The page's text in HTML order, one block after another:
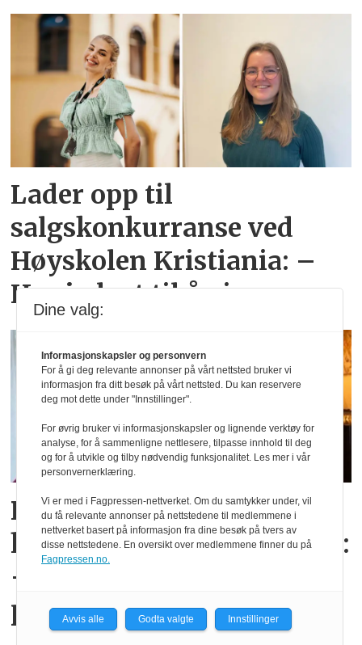
Lader opp til
salgskonkurranse ved
Høyskolen Kristiania: –
Har jo lyst til å vinne
Randi Regnskap mottok
heder for sin B2B-strategi:
– Handler om avkastning
per investerte krone
Dine valg:
Informasjonskapsler og personvern
For å gi deg relevante annonser på vårt nettsted bruker vi
informasjon fra ditt besøk på vårt nettsted. Du kan reservere
deg mot dette under "Innstillinger".
For øvrig bruker vi informasjonskapsler og lignende verktøy for
analyse, for å sammenligne nettlesere, tilpasse innhold til deg
og for å utvikle og tilby nødvendig funksjonalitet. Les mer i vår
personvernerklæring.
Vi er med i Fagpressen-nettverket. Om du samtykker under, vil
du få relevante annonser på nettstedene til medlemmene i
nettverket basert på informasjon fra dine besøk på tvers av
disse nettstedene. En oversikt over medlemmene finner du på
Fagpressen.no.
Avvis alle Godta valgte Innstillinger